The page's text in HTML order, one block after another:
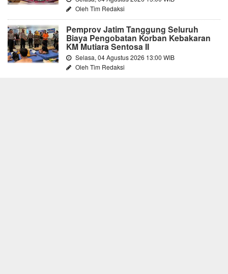
Oleh Tim Redaksi
Pemprov Jatim Tanggung Seluruh
Biaya Pengobatan Korban Kebakaran
KM Mutiara Sentosa II
Selasa, 04 Agustus 2026 13:00 WIB
Oleh Tim Redaksi